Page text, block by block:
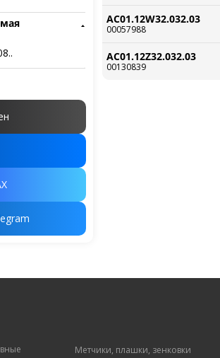
AC01.12W32.032.03
00057988
AC01.12Z32.032.03
00130839
Метчики, плашки, зенковки